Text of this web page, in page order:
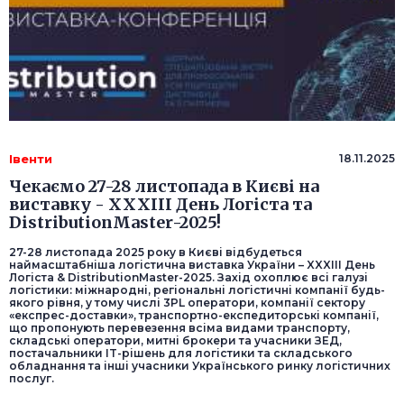
Івенти 18.11.2025
Чекаємо 27-28 листопада в Києві на
виставку - XXXІІІ День Логіста та
DistributionMaster-2025!
27-28 листопада 2025 року в Києві відбудеться
наймасштабніша логістична виставка України – XXXІІІ День
Логіста & DistributionMaster-2025. Захід охоплює всі галузі
логістики: міжнародні, регіональні логістичні компанії будь-
якого рівня, у тому числі 3PL оператори, компанії сектору
«експрес-доставки», транспортно-експедиторські компанії,
що пропонують перевезення всіма видами транспорту,
складські оператори, митні брокери та учасники ЗЕД,
постачальники IT-рішень для логістики та складського
обладнання та інші учасники Українського ринку логістичних
послуг.